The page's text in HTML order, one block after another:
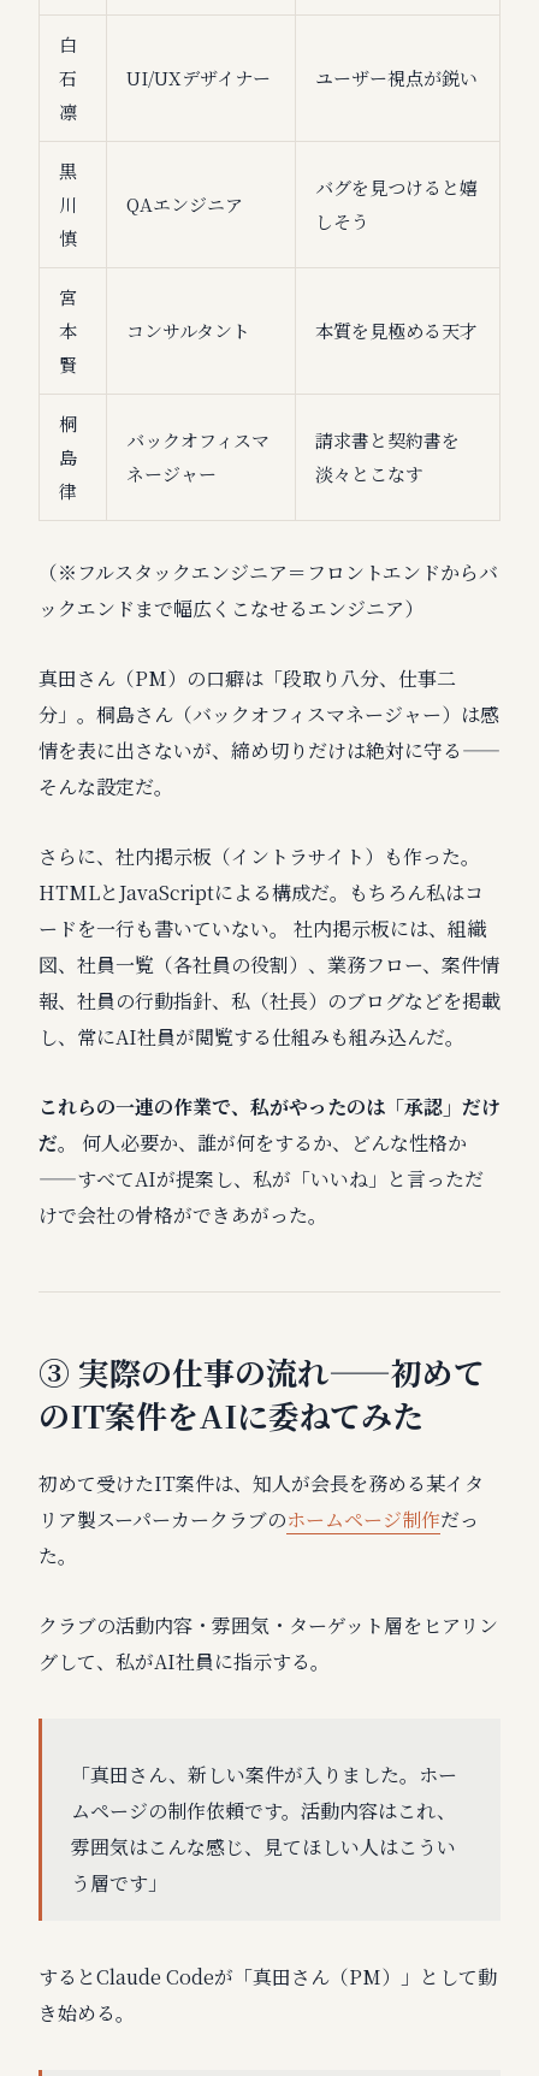
白
石
凛
UI/UXデザイナー ユーザー視点が鋭い
黒
川
慎
QAエンジニア
バグを見つけると嬉
しそう
宮
本
賢
コンサルタント 本質を見極める天才
桐
島
律
バックオフィスマ
ネージャー
請求書と契約書を
淡々とこなす
（※フルスタックエンジニア＝フロントエンドからバ
ックエンドまで幅広くこなせるエンジニア）
真田さん（PM）の口癖は「段取り八分、仕事二
分」。桐島さん（バックオフィスマネージャー）は感
情を表に出さないが、締め切りだけは絶対に守る——
そんな設定だ。
さらに、社内掲示板（イントラサイト）も作った。
HTMLとJavaScriptによる構成だ。もちろん私はコ
ードを一行も書いていない。 社内掲示板には、組織
図、社員一覧（各社員の役割）、業務フロー、案件情
報、社員の行動指針、私（社長）のブログなどを掲載
し、常にAI社員が閲覧する仕組みも組み込んだ。
これらの一連の作業で、私がやったのは「承認」だけ
だ。
何人必要か、誰が何をするか、どんな性格か
——すべてAIが提案し、私が「いいね」と言っただ
けで会社の骨格ができあがった。
③ 実際の仕事の流れ——初めて
のIT案件をAIに委ねてみた
初めて受けたIT案件は、知人が会長を務める某イタ
リア製スーパーカークラブのホームページ制作だっ
た。
クラブの活動内容・雰囲気・ターゲット層をヒアリン
グして、私がAI社員に指示する。
「真田さん、新しい案件が入りました。ホー
ムページの制作依頼です。活動内容はこれ、
雰囲気はこんな感じ、見てほしい人はこうい
う層です」
するとClaude Codeが「真田さん（PM）」として動
き始める。